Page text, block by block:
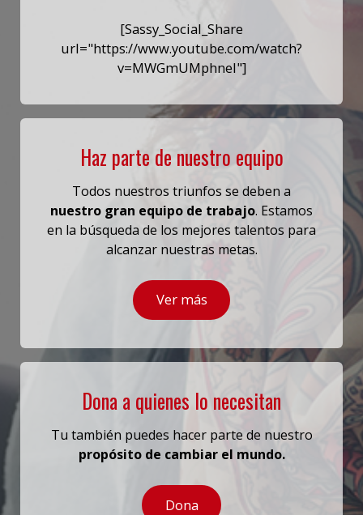
[Sassy_Social_Share
url="https://www.youtube.com/watch?
v=MWGmUMphneI"]
Haz parte de nuestro equipo
Todos nuestros triunfos se deben a
nuestro gran equipo de trabajo. Estamos
en la búsqueda de los mejores talentos para
alcanzar nuestras metas.
Ver más
Dona a quienes lo necesitan
Tu también puedes hacer parte de nuestro
propósito de cambiar el mundo.
Dona